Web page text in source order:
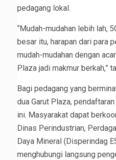
pedagang lokal.
“Mudah-mudahan lebih lah,
besar itu, harapan dari para
mudah-mudahan dengan
Plaza jadi makmur berkah,”
Bagi pedagang yang
dua Garut Plaza,
ini. Masyarakat dapat
Dinas Perindustrian,
Daya Mineral (Disperindag
menghubungi langsung